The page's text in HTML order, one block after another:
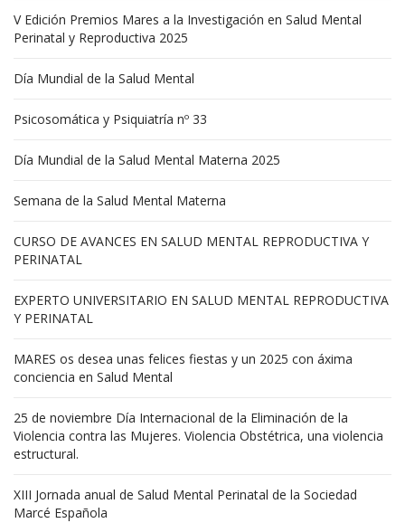
V Edición Premios Mares a la Investigación en Salud Mental
Perinatal y Reproductiva 2025
Día Mundial de la Salud Mental
Psicosomática y Psiquiatría nº 33
Día Mundial de la Salud Mental Materna 2025
Semana de la Salud Mental Materna
CURSO DE AVANCES EN SALUD MENTAL REPRODUCTIVA Y
PERINATAL
EXPERTO UNIVERSITARIO EN SALUD MENTAL REPRODUCTIVA
Y PERINATAL
MARES os desea unas felices fiestas y un 2025 con áxima
conciencia en Salud Mental
25 de noviembre Día Internacional de la Eliminación de la
Violencia contra las Mujeres. Violencia Obstétrica, una violencia
estructural.
XIII Jornada anual de Salud Mental Perinatal de la Sociedad
Marcé Española